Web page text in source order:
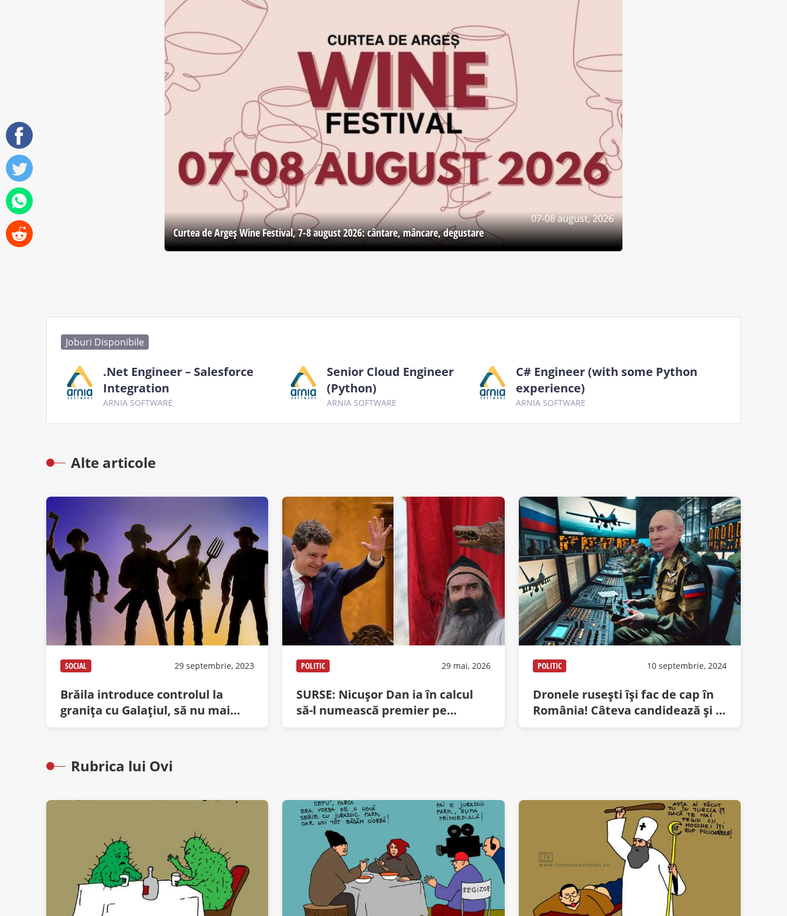
07-08 august, 2026
Curtea de Argeş Wine Festival, 7-8 august 2026: cântare, mâncare, degustare
Joburi Disponibile
.Net Engineer – Salesforce
Integration
ARNIA SOFTWARE
Senior Cloud Engineer
(Python)
ARNIA SOFTWARE
C# Engineer (with some Python
experience)
ARNIA SOFTWARE
Alte articole
SOCIAL 29 septembrie, 2023
Brăila introduce controlul la
granița cu Galațiul, să nu mai
intre toți cerșetorii pe-acolo
POLITIC 29 mai, 2026
SURSE: Nicușor Dan ia în calcul
să-l numească premier pe
Stegarul Dac
POLITIC 10 septembrie, 2024
Dronele ruseşti îşi fac de cap în
România! Câteva candidează şi la
preşedinţie
Rubrica lui Ovi